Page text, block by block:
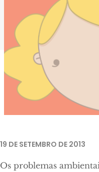
19 DE SETEMBRO DE 2013
Os problemas